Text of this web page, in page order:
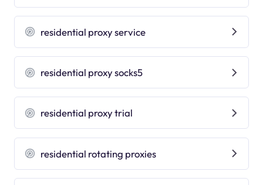
residential proxy service
residential proxy socks5
residential proxy trial
residential rotating proxies